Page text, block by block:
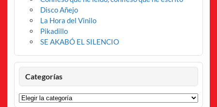
Disco Añejo
La Hora del Vinilo
Pikadillo
SE AKABÓ EL SILENCIO
Categorías
Categorías